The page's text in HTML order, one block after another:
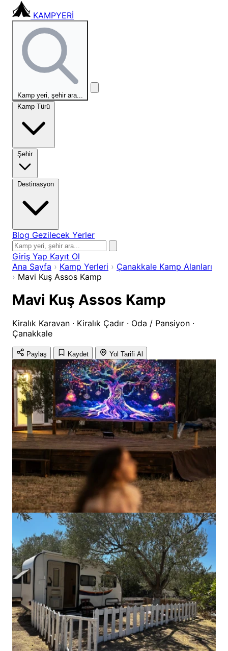
KAMPYERİ
Kamp yeri, şehir ara...
Kamp Türü
Şehir
Destinasyon
Blog Gezilecek Yerler
Giriş Yap Kayıt Ol
Ana Sayfa › Kamp Yerleri › Çanakkale Kamp Alanları
› Mavi Kuş Assos Kamp
Mavi Kuş Assos Kamp
Kiralık Karavan · Kiralık Çadır · Oda / Pansiyon ·
Çanakkale
Paylaş Kaydet Yol Tarifi Al